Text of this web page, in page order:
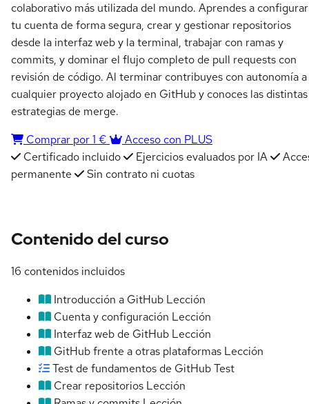
colaborativo más utilizada del mundo. Aprendes a configurar
tu cuenta de forma segura, crear y gestionar repositorios
desde la interfaz web y la terminal, trabajar con ramas y
commits, y dominar el flujo completo de pull requests con
revisión de código. Al terminar contribuyes con autonomía a
cualquier proyecto alojado en GitHub y conoces las distintas
estrategias de merge.
Comprar por 1 €
Acceso con PLUS
Certificado incluido
Ejercicios evaluados por IA
permanente
Sin contrato ni cuotas
Contenido del curso
16 contenidos incluidos
Introducción a GitHub Lección
Cuenta y configuración Lección
Interfaz web de GitHub Lección
GitHub frente a otras plataformas Lección
Test de fundamentos de GitHubTest
Crear repositorios Lección